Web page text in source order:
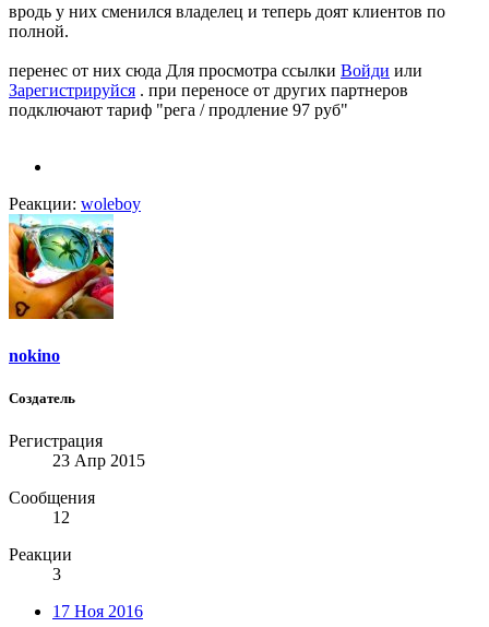
вродь у них сменился владелец и теперь доят клиентов по
полной.
перенес от них сюда Для просмотра ссылки Войди или
Зарегистрируйся . при переносе от других партнеров
подключают тариф "рега / продление 97 руб"
Реакции: woleboy
nokino
Создатель
Регистрация
23 Апр 2015
Сообщения
12
Реакции
3
17 Ноя 2016